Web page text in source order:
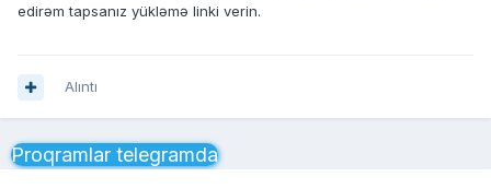
edirəm tapsanız yükləmə linki verin.
Alıntı
Proqramlar telegramda